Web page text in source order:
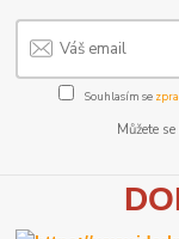
Souhlasím se
Můžete
D